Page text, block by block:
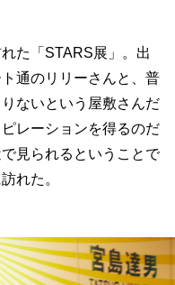
た「STARS展」。出
通のリリーさんと、普
ないという屋敷さんだ
レーションを得るのだ
見られるということで
れた。